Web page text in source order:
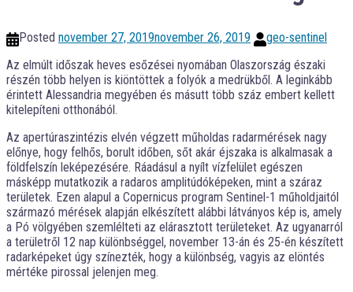
Posted november 27, 2019november 26, 2019
geo-sentinel
Az elmúlt időszak heves esőzései nyomában Olaszország északi
részén több helyen is kiöntöttek a folyók a medrükből. A leginkább
érintett Alessandria megyében és másutt több száz embert kellett
kitelepíteni otthonából.
Az apertúraszintézis elvén végzett műholdas radarmérések nagy
előnye, hogy felhős, borult időben, sőt akár éjszaka is alkalmasak a
földfelszín leképezésére. Ráadásul a nyílt vízfelület egészen
másképp mutatkozik a radaros amplitúdóképeken, mint a száraz
területek. Ezen alapul a Copernicus program Sentinel-1 műholdjaitól
származó mérések alapján elkészített alábbi látványos kép is, amely
a Pó völgyében szemlélteti az elárasztott területeket. Az ugyanarról
a területről 12 nap különbséggel, november 13-án és 25-én készített
radarképeket úgy színezték, hogy a különbség, vagyis az elöntés
mértéke pirossal jelenjen meg.